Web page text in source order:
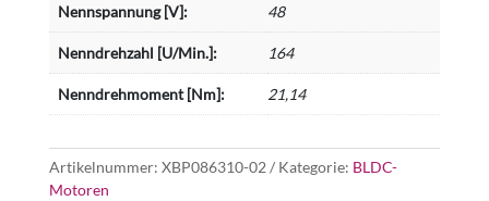
Nennspannung [V]: 48
Nenndrehzahl [U/Min.]: 164
Nenndrehmoment [Nm]: 21,14
Artikelnummer: XBP086310-02 Kategorie: BLDC-
Motoren